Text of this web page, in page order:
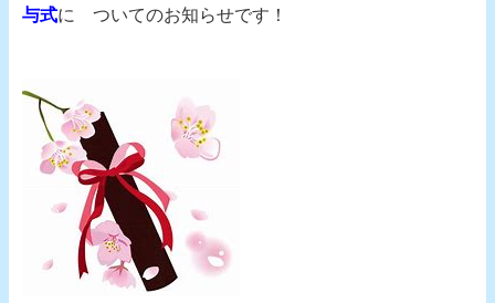
与式に ついてのお知らせです！